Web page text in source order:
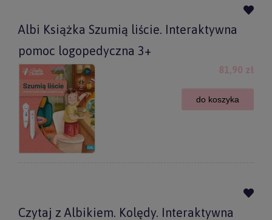
Albi Książka Szumią liście. Interaktywna
pomoc logopedyczna 3+
81,90 zł
do koszyka
Czytaj z Albikiem. Kolędy. Interaktywna